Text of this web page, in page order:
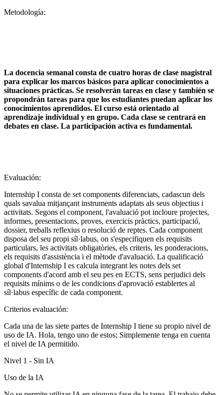
Metodología:
La docencia semanal consta de cuatro horas de clase magistral
para explicar los marcos básicos para aplicar conocimientos a
situaciones prácticas. Se resolverán tareas en clase y también se
propondrán tareas para que los estudiantes puedan aplicar los
conocimientos aprendidos. El curso está orientado al
aprendizaje individual y en grupo. Cada clase se centrará en
debates en clase. La participación activa es fundamental.
Evaluación:
Internship I consta de set components diferenciats, cadascun dels
quals savalua mitjançant instruments adaptats als seus objectius i
activitats. Segons el component, l'avaluació pot incloure projectes,
informes, presentacions, proves, exercicis pràctics, participació,
dossier, treballs reflexius o resolució de reptes. Cada component
disposa del seu propi síl·labus, on s'especifiquen els requisits
particulars, les activitats obligatòries, els criteris, les ponderacions,
els requisits d'assistència i el mètode d'avaluació. La qualificació
global d'Internship I es calcula integrant les notes dels set
components d'acord amb el seu pes en ECTS, sens perjudici dels
requisits mínims o de les condicions d'aprovació establertes al
síl·labus específic de cada component.
Criterios evaluación:
Cada una de las siete partes de Internship I tiene su propio nivel de
uso de IA. Hola, tengo uno de estos; Simplemente tenga en cuenta
el nivel de IA permitido.
Nivel 1 - Sin IA
Uso de la IA